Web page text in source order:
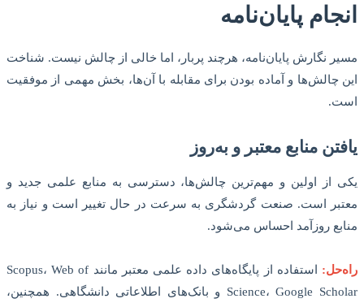
انجام پایان‌نامه
مسیر نگارش پایان‌نامه، هرچند پربار، اما خالی از چالش نیست. شناخت
این چالش‌ها و آماده بودن برای مقابله با آن‌ها، بخش مهمی از موفقیت
است.
یافتن منابع معتبر و به‌روز
یکی از اولین و مهم‌ترین چالش‌ها، دسترسی به منابع علمی جدید و
معتبر است. صنعت گردشگری به سرعت در حال تغییر است و نیاز به
منابع روزآمد احساس می‌شود.
راه‌حل:
استفاده از پایگاه‌های داده علمی معتبر مانند Scopus، Web of
Science، Google Scholar و بانک‌های اطلاعاتی دانشگاهی. همچنین،